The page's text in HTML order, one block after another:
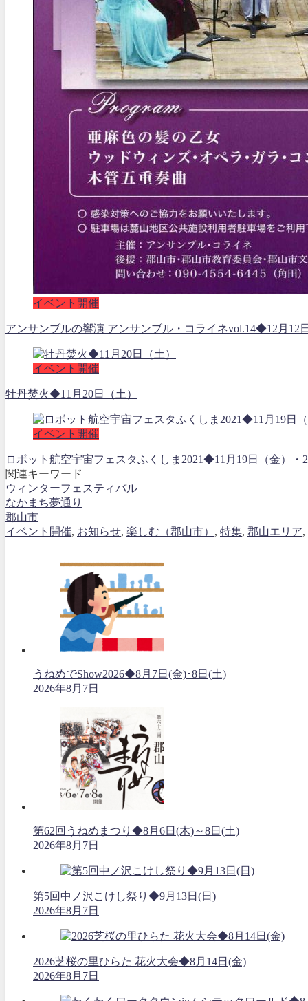
イベント開催
アンサンブルの響演 アンサンブル・コライネvol.14◆12月12
イベント開催
牡丹焚火◆11月20日（土）
イベント開催
ロボット航空宇宙フェスタふくしま2021◆11月19日（金
関連キーワード
ウィンターフェスティバル
なかまち夢通り
郡山市
イベント開催, お知らせ, 楽しむ（郡山市） , 特集, 郡山エリア,
うねめでShow2026◆8月7日(金)･8日(土)
2026年8月7日
第62回うねめまつり◆8月6日(木)～8日(土)
2026年8月7日
第5回中ノ沢こけし祭り◆9月13日(日)
2026年8月7日
2026芝桜の里ひらた 花火大会◆8月14日(金)
2026年8月7日